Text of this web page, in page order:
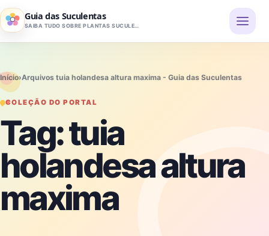
Pular para o conteúdo
Guia das Suculentas
SAIBA TUDO SOBRE PLANTAS SUCULENTAS
Início›Arquivos tuia holandesa altura maxima - Guia das Suculentas
COLEÇÃO DO PORTAL
Tag:tuia
holandesa altura
maxima